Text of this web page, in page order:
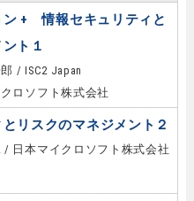
ン + 情報セキュリティと
ト１
/ ISC2 Japan
ロソフト株式会社
リスクのマネジメント２
/ 日本マイクロソフト株式会社